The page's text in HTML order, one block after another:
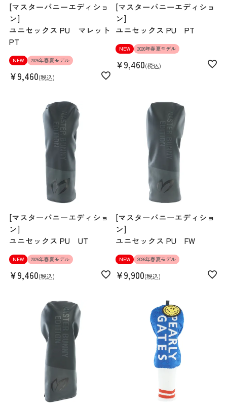
[マスターバニーエディショ
ン]
ユニセックス PU マレット
PT
NEW 2026年春夏モデル
¥9,460 税込
[マスターバニーエディショ
ン]
ユニセックス PU PT
NEW 2026年春夏モデル
¥9,460 税込
[マスターバニーエディショ
ン]
ユニセックス PU UT
NEW 2026年春夏モデル
¥9,460 税込
[マスターバニーエディショ
ン]
ユニセックス PU FW
NEW 2026年春夏モデル
¥9,900 税込